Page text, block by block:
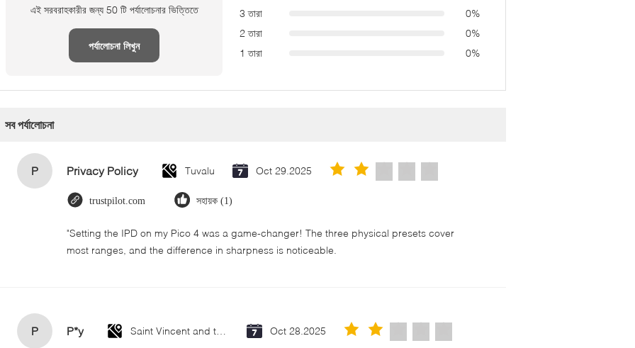
এই সরবরাহকারীর জন্য 50 টি পর্যালোচনার ভিত্তিতে
পর্যালোচনা লিখুন
3 তারা
0%
2 তারা
0%
1 তারা
0%
সব পর্যালোচনা
P Privacy Policy Tuvalu Oct 29.2025
trustpilot.com সহায়ক (1)
"Setting the IPD on my Pico 4 was a game-changer! The three physical presets cover
most ranges, and the difference in sharpness is noticeable.
P P*y Oct 28.2025